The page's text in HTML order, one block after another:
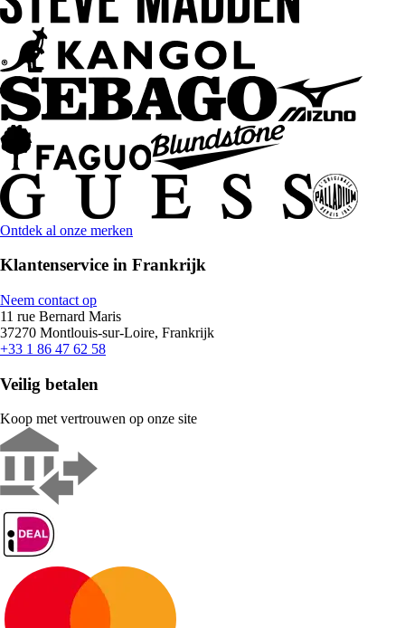
Ontdek al onze merken
Klantenservice in Frankrijk
Neem contact op
11 rue Bernard Maris
37270 Montlouis-sur-Loire, Frankrijk
+33 1 86 47 62 58
Veilig betalen
Koop met vertrouwen op onze site